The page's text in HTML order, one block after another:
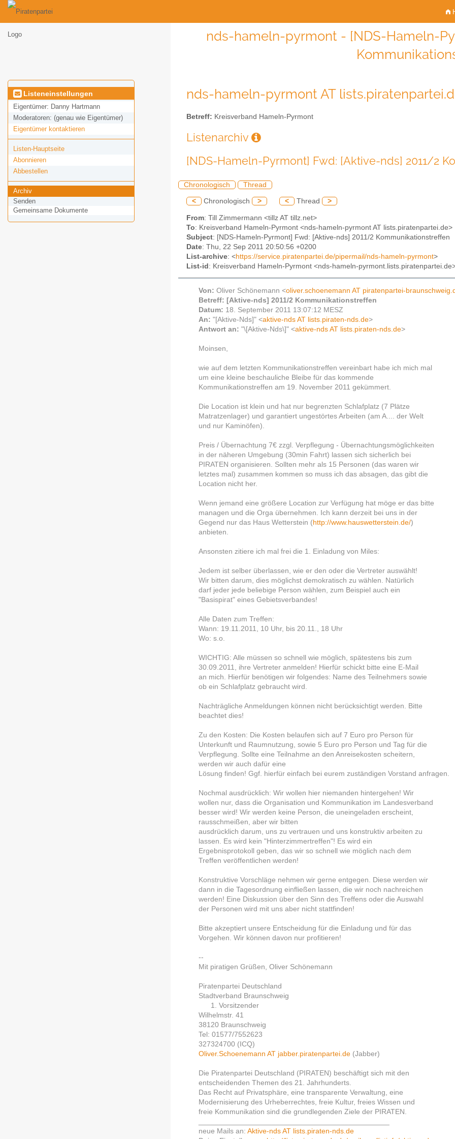
nds-hameln-pyrmont - [NDS-Hameln-
Listeneinstellungen
Eigentümer: Danny Hartmann
Moderatoren: (genau wie Eigentümer)
Eigentümer kontaktieren
Listen-Hauptseite
Abonnieren
Abbestellen
Archiv
Senden
Gemeinsame Dokumente
nds-hameln-pyrmont AT
Betreff: Kreisverband Hameln-Pyrmont
Listenarchiv
[NDS-Hameln-Pyrmont] Fwd: [Aktive-nds] 2011/2
Chronologisch Thread
< Chronologisch > < Thread >
From: Till Zimmermann <tillz AT tillz.net>
To: Kreisverband Hameln-Pyrmont <nds-hameln-pyrmont AT lists.piratenpartei.de>
Subject: [NDS-Hameln-Pyrmont] Fwd: [Aktive-nds] 2011/2 Kommunikationstreffen
Date: Thu, 22 Sep 2011 20:50:56 +0200
List-archive: <https://service.piratenpartei.de/pipermail/nds-hameln-pyrmont>
List-id : Kreisverband Hameln-Pyrmont <nds-hameln-
Von: Oliver Schönemann <oliver.schoenemann AT piratenpartei-
Betreff: [Aktive-nds] 2011/2 Kommunikationstreffen
Datum: 18. September 2011 13:07:12 MESZ
An: "[Aktive-Nds]" <aktive-nds AT lists.piraten-nds.de>
Antwort an: "\[Aktive-Nds\]" <aktive-nds AT lists.piraten-nds.de>
Moinsen,
wie auf dem letzten Kommunikationstreffen vereinbart habe ich mich mal
um eine kleine beschauliche Bleibe für das kommende
Kommunikationstreffen am 19. November 2011 gekümmert.
Die Location ist klein und hat nur begrenzten Schlafplatz (7 Plätze
Matratzenlager) und garantiert ungestörtes Arbeiten (am A.... der Welt
und nur Kaminöfen).
Preis / Übernachtung 7€ zzgl. Verpflegung - Übernachtungsmöglichkeiten
in der näheren Umgebung (30min Fahrt) lassen sich sicherlich bei
PIRATEN organisieren. Sollten mehr als 15 Personen (das waren wir
letztes mal) zusammen kommen so muss ich das absagen, das gibt die
Location nicht her.
Wenn jemand eine größere Location zur Verfügung hat möge er das bitte
managen und die Orga übernehmen. Ich kann derzeit bei uns in der
Gegend nur das Haus Wetterstein (http://www.hauswetterstein.de/)
anbieten.
Ansonsten zitiere ich mal frei die 1. Einladung von Miles:
Jedem ist selber überlassen, wie er den oder die Vertreter auswählt!
Wir bitten darum, dies möglichst demokratisch zu wählen. Natürlich
darf jeder jede beliebige Person wählen, zum Beispiel auch ein
"Basispirat" eines Gebietsverbandes!
Alle Daten zum Treffen:
Wann: 19.11.2011, 10 Uhr, bis 20.11., 18 Uhr
Wo: s.o.
WICHTIG: Alle müssen so schnell wie möglich, spätestens bis zum
30.09.2011, ihre Vertreter anmelden! Hierfür schickt bitte eine E-Mail
an mich. Hierfür benötigen wir folgendes: Name des Teilnehmers sowie
ob ein Schlafplatz gebraucht wird.
Nachträgliche Anmeldungen können nicht berücksichtigt werden. Bitte
beachtet dies!
Zu den Kosten: Die Kosten belaufen sich auf 7 Euro pro Person für
Unterkunft und Raumnutzung, sowie 5 Euro pro Person und Tag für die
Verpflegung. Sollte eine Teilnahme an den Anreisekosten scheitern,
werden wir auch dafür eine
Lösung finden! Ggf. hierfür einfach bei eurem zuständigen Vorstand anfragen.
Nochmal ausdrücklich: Wir wollen hier niemanden hintergehen! Wir
wollen nur, dass die Organisation und Kommunikation im Landesverband
besser wird! Wir werden keine Person, die uneingeladen erscheint,
rausschmeißen, aber wir bitten
ausdrücklich darum, uns zu vertrauen und uns konstruktiv arbeiten zu
lassen. Es wird kein "Hinterzimmertreffen"! Es wird ein
Ergebnisprotokoll geben, das wir so schnell wie möglich nach dem
Treffen veröffentlichen werden!
Konstruktive Vorschläge nehmen wir gerne entgegen. Diese werden wir
dann in die Tagesordnung einfließen lassen, die wir noch nachreichen
werden! Eine Diskussion über den Sinn des Treffens oder die Auswahl
der Personen wird mit uns aber nicht stattfinden!
Bitte akzeptiert unsere Entscheidung für die Einladung und für das
Vorgehen. Wir können davon nur profitieren!
--
Mit piratigen Grüßen, Oliver Schönemann
Piratenpartei Deutschland
Stadtverband Braunschweig
1. Vorsitzender
Wilhelmstr. 41
38120 Braunschweig
Tel: 01577/7552623
327324700 (ICQ)
Oliver.Schoenemann AT jabber.piratenpartei.de (Jabber)
Die Piratenpartei Deutschland (PIRATEN) beschäftigt sich mit den
entscheidenden Themen des 21. Jahrhunderts.
Das Recht auf Privatsphäre, eine transparente Verwaltung, eine
Modernisierung des Urheberrechtes, freie Kultur, freies Wissen und
freie Kommunikation sind die grundlegenden Ziele der PIRATEN.
neue Mails an: Aktive-nds AT lists.piraten-nds.de